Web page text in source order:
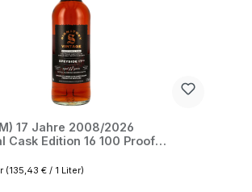
17 Jahre 2008/2026
Cask Edition 16 100 Proof
(135,43 € / 1 Liter)